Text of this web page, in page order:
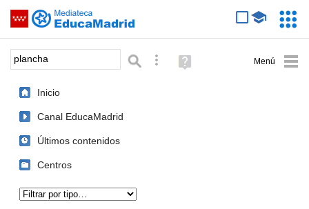
Saltar navegación
Palabra o frase: Búsqueda avanzada
Ayuda
(en
Inicio
Canal EducaMadrid
Últimos contenidos
Centros